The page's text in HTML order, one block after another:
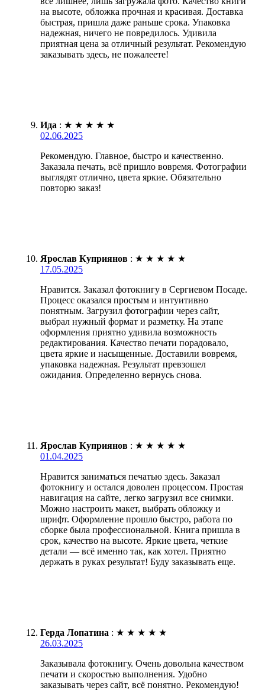
на высоте, обложка прочная и красивая. Доставка
быстрая, пришла даже раньше срока. Упаковка
надежная, ничего не повредилось. Удивила
приятная цена за отличный результат. Рекомендую
заказывать здесь, не пожалеете!
Ида : ★ ★ ★ ★ ★
02.06.2025
Рекомендую. Главное, быстро и качественно.
Заказала печать, всё пришло вовремя. Фотографии
выглядят отлично, цвета яркие. Обязательно
повторю заказ!
Ярослав Куприянов : ★ ★ ★ ★ ★
17.05.2025
Нравится. Заказал фотокнигу в Сергиевом Посаде.
Процесс оказался простым и интуитивно
понятным. Загрузил фотографии через сайт,
выбрал нужный формат и разметку. На этапе
оформления приятно удивила возможность
редактирования. Качество печати порадовало,
цвета яркие и насыщенные. Доставили вовремя,
упаковка надежная. Результат превзошел
ожидания. Определенно вернусь снова.
Ярослав Куприянов : ★ ★ ★ ★ ★
01.04.2025
Нравится заниматься печатью здесь. Заказал
фотокнигу и остался доволен процессом. Простая
навигация на сайте, легко загрузил все снимки.
Можно настроить макет, выбрать обложку и
шрифт. Оформление прошло быстро, работа по
сборке была профессиональной. Книга пришла в
срок, качество на высоте. Яркие цвета, четкие
детали — всё именно так, как хотел. Приятно
держать в руках результат! Буду заказывать еще.
Герда Лопатина : ★ ★ ★ ★ ★
26.03.2025
Заказывала фотокнигу. Очень довольна качеством
печати и скоростью выполнения. Удобно
заказывать через сайт, всё понятно. Рекомендую!